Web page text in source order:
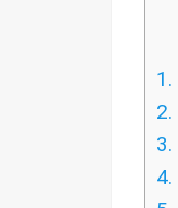
1.
2.
3.
4.